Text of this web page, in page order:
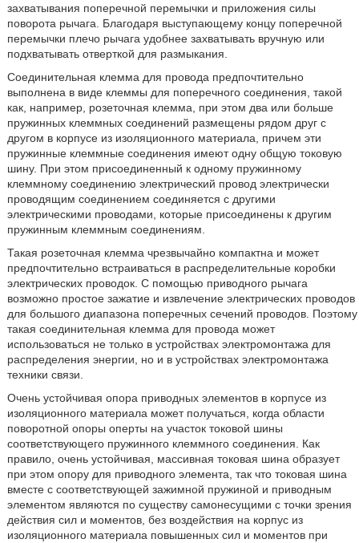
захватывания поперечной перемычки и приложения силы
поворота рычага. Благодаря выступающему концу поперечной
перемычки плечо рычага удобнее захватывать вручную или
подхватывать отверткой для размыкания.
Соединительная клемма для провода предпочтительно
выполнена в виде клеммы для поперечного соединения, такой
как, например, розеточная клемма, при этом два или больше
пружинных клеммных соединений размещены рядом друг с
другом в корпусе из изоляционного материала, причем эти
пружинные клеммные соединения имеют одну общую токовую
шину. При этом присоединенный к одному пружинному
клеммному соединению электрический провод электрически
проводящим соединением соединяется с другими
электрическими проводами, которые присоединены к другим
пружинным клеммным соединениям.
Такая розеточная клемма чрезвычайно компактна и может
предпочтительно встраиваться в распределительные коробки
электрических проводок. С помощью приводного рычага
возможно простое зажатие и извлечение электрических проводов
для большого диапазона поперечных сечений проводов. Поэтому
такая соединительная клемма для провода может
использоваться не только в устройствах электромонтажа для
распределения энергии, но и в устройствах электромонтажа
техники связи.
Очень устойчивая опора приводных элементов в корпусе из
изоляционного материала может получаться, когда области
поворотной опоры оперты на участок токовой шины
соответствующего пружинного клеммного соединения. Как
правило, очень устойчивая, массивная токовая шина образует
при этом опору для приводного элемента, так что токовая шина
вместе с соответствующей зажимной пружиной и приводным
элементом являются по существу самонесущими с точки зрения
действия сил и моментов, без воздействия на корпус из
изоляционного материала повышенных сил и моментов при